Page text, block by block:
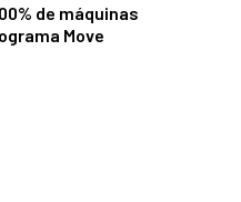
de máquinas
Move